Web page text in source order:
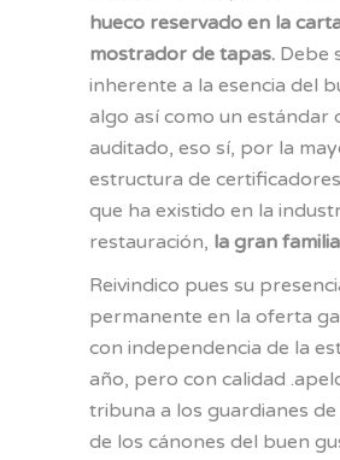
hueco reservado en la
mostrador de tapas. Debe
inherente a la esencia del
algo así como un estándar
auditado, eso sí, por la
estructura de
que ha existido en la
restauración, la gran
Reivindico pues su
permanente en la oferta
con independencia de la
año, pero con calidad
tribuna a los guardianes
de los cánones del buen